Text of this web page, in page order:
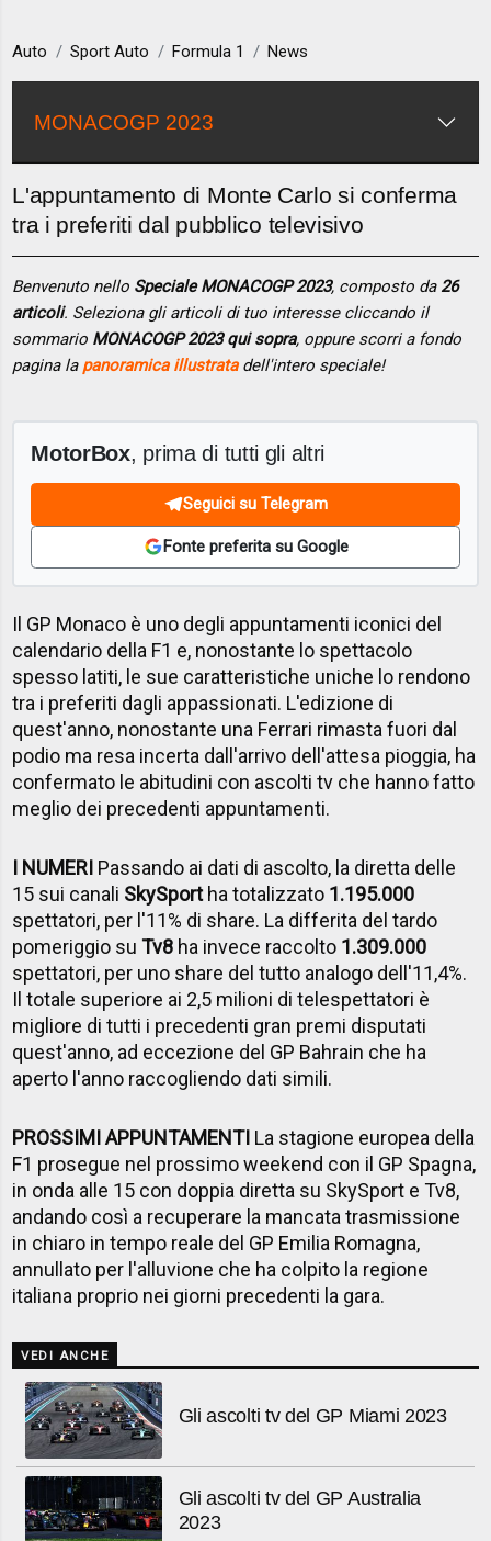
Auto Sport Auto Formula 1 News
MONACOGP 2023
L'appuntamento di Monte Carlo si conferma
tra i preferiti dal pubblico televisivo
Benvenuto nello Speciale MONACOGP 2023, composto da 26
articoli. Seleziona gli articoli di tuo interesse cliccando il
sommario MONACOGP 2023 qui sopra, oppure scorri a fondo
pagina la panoramica illustratadell'intero speciale!
MotorBox, prima di tutti gli altri
Seguici su Telegram
Fonte preferita su Google
Il GP Monaco è uno degli appuntamenti iconici del
calendario della F1 e, nonostante lo spettacolo
spesso latiti, le sue caratteristiche uniche lo rendono
tra i preferiti dagli appassionati. L'edizione di
quest'anno, nonostante una Ferrari rimasta fuori dal
podio ma resa incerta dall'arrivo dell'attesa pioggia, ha
confermato le abitudini con ascolti tv che hanno fatto
meglio dei precedenti appuntamenti.
I NUMERI Passando ai dati di ascolto, la diretta delle
15 sui canali SkySportha totalizzato 1.195.000
spettatori, per l'11% di share. La differita del tardo
pomeriggio suTv8 ha invece raccolto 1.309.000
spettatori, per uno share del tutto analogo dell'11,4%.
Il totale superiore ai 2,5 milioni di telespettatori è
migliore di tutti i precedenti gran premi disputati
quest'anno, ad eccezione del GP Bahrain che ha
aperto l'anno raccogliendo dati simili.
PROSSIMI APPUNTAMENTI La stagione europea della
F1 prosegue nel prossimo weekend con il GP Spagna,
in onda alle 15 con doppia diretta su SkySport e Tv8,
andando così a recuperare la mancata trasmissione
in chiaro in tempo reale del GP Emilia Romagna,
annullato per l'alluvione che ha colpito la regione
italiana proprio nei giorni precedenti la gara.
VEDI ANCHE
Gli ascolti tv del GP Miami 2023
Gli ascolti tv del GP Australia
2023